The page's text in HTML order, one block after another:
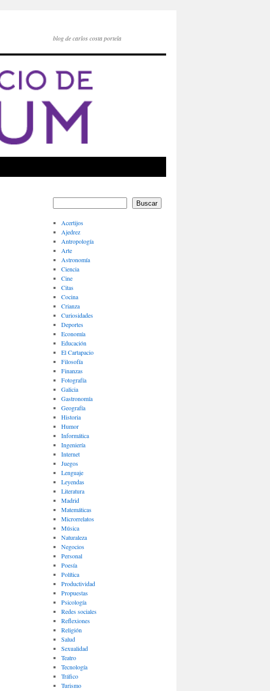
blog de carlos costa portela
Buscar
Acertijos
Ajedrez
Antropología
Arte
Astronomía
Ciencia
Cine
Citas
Cocina
Crianza
Curiosidades
Deportes
Economía
Educación
El Cartapacio
Filosofía
Finanzas
Fotografía
Galicia
Gastronomía
Geografía
Historia
Humor
Informática
Ingeniería
Internet
Juegos
Lenguaje
Leyendas
Literatura
Madrid
Matemáticas
Microrrelatos
Música
Naturaleza
Negocios
Personal
Poesía
Política
Productividad
Propuestas
Psicología
Redes sociales
Reflexiones
Religión
Salud
Sexualidad
Teatro
Tecnología
Tráfico
Turismo